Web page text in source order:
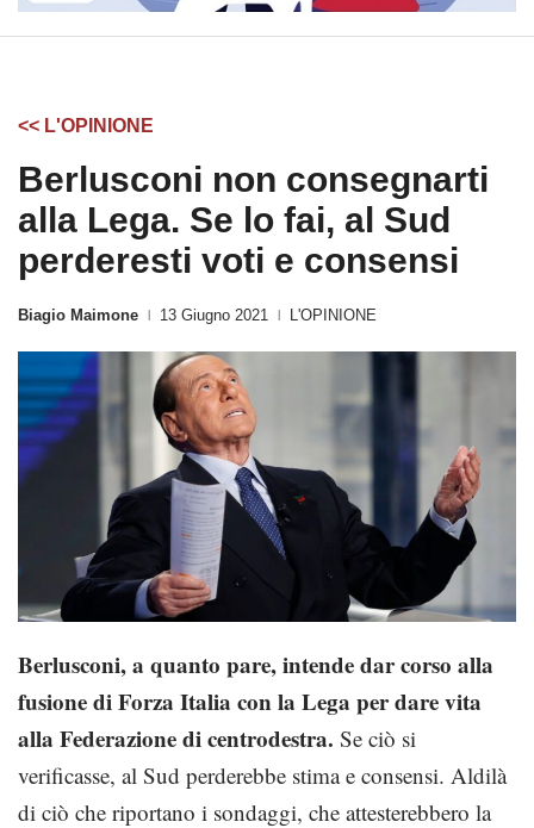
<< L'OPINIONE
Berlusconi non consegnarti
alla Lega. Se lo fai, al Sud
perderesti voti e consensi
Biagio Maimone 13 Giugno 2021 L'OPINIONE
Berlusconi, a quanto pare, intende dar corso alla
fusione di Forza Italia con la Lega per dare vita
alla Federazione di centrodestra. Se ciò si
verificasse, al Sud perderebbe stima e consensi. Aldilà
di ciò che riportano i sondaggi, che attesterebbero la